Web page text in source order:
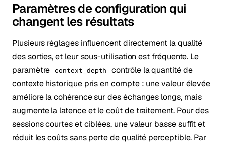
Paramètres de configuration qui
changent les résultats
Plusieurs réglages influencent directement la qualité
des sorties, et leur sous-utilisation est fréquente. Le
paramètre
context_depth
contrôle la quantité de
contexte historique pris en compte : une valeur élevée
améliore la cohérence sur des échanges longs, mais
augmente la latence et le coût de traitement. Pour des
sessions courtes et ciblées, une valeur basse suffit et
réduit les coûts sans perte de qualité perceptible. Par